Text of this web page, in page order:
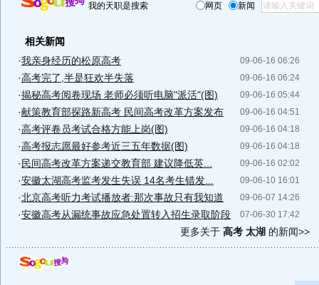
我的天职是搜索 网页 新闻
相关新闻
09-06-16 06:26
·我亲身经历的松原高考
09-06-16 06:24
·高考完了,半是狂欢半失落
09-06-16 05:44
·揭秘高考阅卷现场 老师必须听电脑"派活"(图)
09-06-16 04:51
·献策教育部探路新高考 民间高考改革方案发布
09-06-16 04:18
·高考评卷员考试合格方能上岗(图)
09-06-16 04:18
·高考报志愿最好参考近三五年数据(图)
09-06-16 02:02
· 民间高考改革方案递交教育部 建议降低英...
09-06-10 16:01
·安徽太湖高考监考发生失误 14名考生错发...
09-06-07 14:26
·北京高考听力考试播放者:那次事故只有我知道
07-06-30 17:42
·安徽高考从漏统事故应急处置转入招生录取阶段
更多关于 高考 太湖 的新闻>>